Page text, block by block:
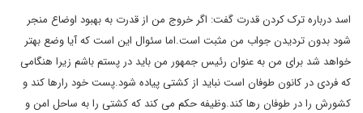
اسد درباره ترک کردن قدرت گفت: اگر خروج من از قدرت به بهبود اوضاع منجر
شود بدون تردیدن جواب من مثبت است.اما سئوال این است که آیا وضع بهتر
خواهد شد برای من به عنوان رئیس جمهور من باید در پستم باشم زیرا هنگامی
که فردی در کانون طوفان است نباید از کشتی پیاده شود.پست خود رارها کند و
کشورش را در طوفان رها کند.وظیفه حکم می کند که کشتی را به ساحل امن و